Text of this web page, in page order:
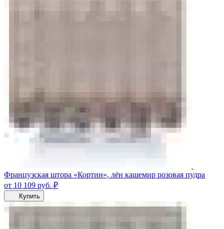
Французская штора «Кортин», лён кашемир розовая пудра
от 10 109 руб. ₽
Купить